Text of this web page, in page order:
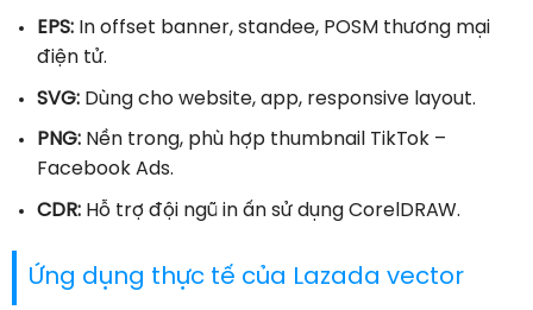
EPS:In offset banner, standee, POSM thương mại
điện tử.
SVG:Dùng cho website, app, responsive layout.
PNG:Nền trong, phù hợp thumbnail TikTok –
Facebook Ads.
CDR:Hỗ trợ đội ngũ in ấn sử dụng CorelDRAW.
Ứng dụng thực tế của Lazada vector